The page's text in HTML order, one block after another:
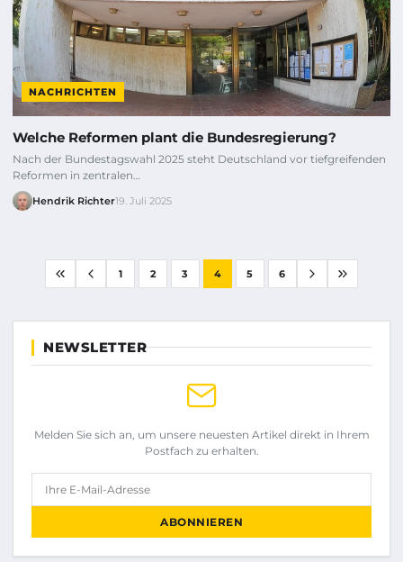
NACHRICHTEN
Welche Reformen plant die Bundesregierung?
Nach der Bundestagswahl 2025 steht Deutschland vor tiefgreifenden
Reformen in zentralen…
Hendrik Richter19. Juli 2025
1 2 3 4 5 6
NEWSLETTER
Melden Sie sich an, um unsere neuesten Artikel direkt in Ihrem
Postfach zu erhalten.
Ihre E-Mail-Adresse
ABONNIEREN